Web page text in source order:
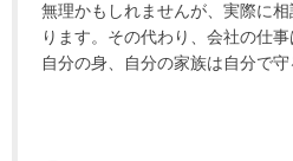
無理かもしれませんが、実際に
ります。その代わり、会社の仕
自分の身、自分の家族は自分で守